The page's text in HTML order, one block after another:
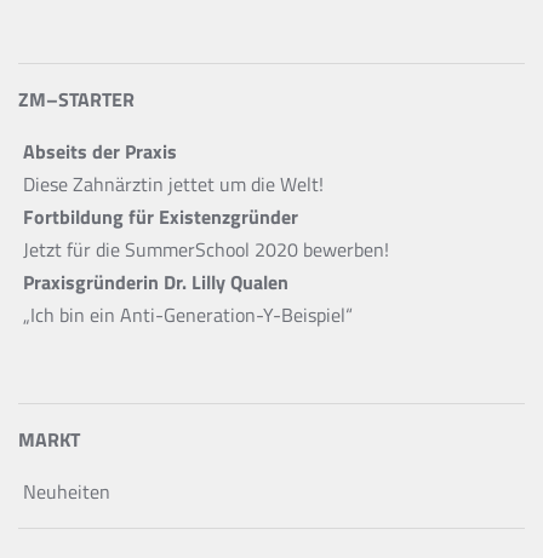
ZM–STARTER
Abseits der Praxis
Diese Zahnärztin jettet um die Welt!
Fortbildung für Existenzgründer
Jetzt für die SummerSchool 2020 bewerben!
Praxisgründerin Dr. Lilly Qualen
„Ich bin ein Anti-Generation-Y-Beispiel“
MARKT
Neuheiten